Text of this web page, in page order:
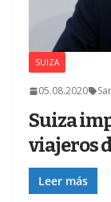
SUIZA
05.08.2020
Suiza
viajeros
Leer más